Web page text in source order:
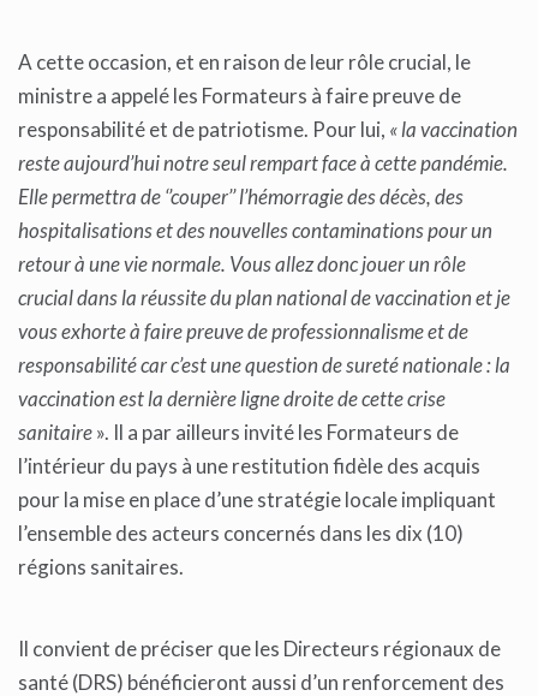
A cette occasion, et en raison de leur rôle crucial, le
ministre a appelé les Formateurs à faire preuve de
responsabilité et de patriotisme. Pour lui, « la vaccination
reste aujourd’hui notre seul rempart face à cette pandémie.
Elle permettra de ‘’couper’’ l’hémorragie des décès, des
hospitalisations et des nouvelles contaminations pour un
retour à une vie normale. Vous allez donc jouer un rôle
crucial dans la réussite du plan national de vaccination et je
vous exhorte à faire preuve de professionnalisme et de
responsabilité car c’est une question de sureté nationale : la
vaccination est la dernière ligne droite de cette crise
sanitaire». Il a par ailleurs invité les Formateurs de
l’intérieur du pays à une restitution fidèle des acquis
pour la mise en place d’une stratégie locale impliquant
l’ensemble des acteurs concernés dans les dix (10)
régions sanitaires.
Il convient de préciser que les Directeurs régionaux de
santé (DRS) bénéficieront aussi d’un renforcement des